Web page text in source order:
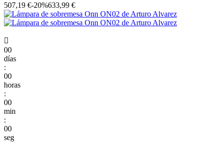
507,19 €-20%633,99 €

00
días
:
00
horas
:
00
min
:
00
seg